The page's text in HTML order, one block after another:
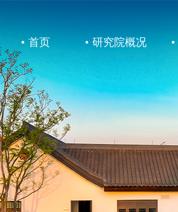
首页 研究院概况